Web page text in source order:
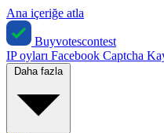
Ana içeriğe atla
Buyvotescontest
IP oyları Facebook Captcha
Daha fazla